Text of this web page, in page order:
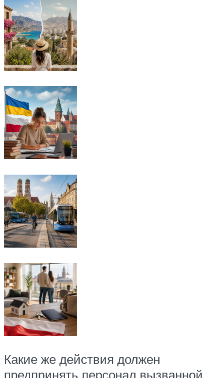
Какие же действия должен
предпринять персонал вызванной